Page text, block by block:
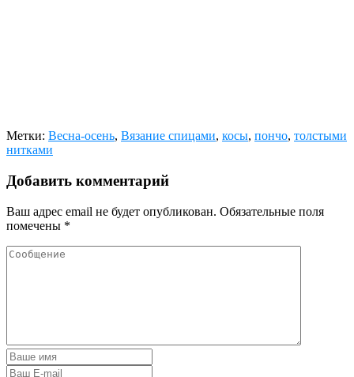
Метки: Весна-осень, Вязание спицами, косы, пончо, толстыми
нитками
Добавить комментарий
Ваш адрес email не будет опубликован. Обязательные поля
помечены *